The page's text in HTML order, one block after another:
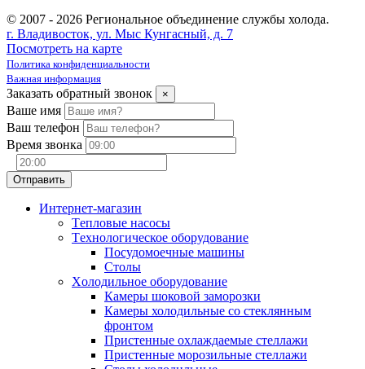
© 2007 - 2026 Региональное объединение службы холода.
г. Владивосток, ул. Мыс Кунгасный, д. 7
Посмотреть на карте
Политика конфиденциальности
Важная информация
Заказать обратный звонок ×
Ваше имя
Ваш телефон
Время звонка
Интернет-магазин
Tепловые насосы
Tехнологическое оборудование
Посудомоечные машины
Столы
Xолодильное оборудование
Камеры шоковой заморозки
Камеры холодильные со стеклянным
фронтом
Пристенные охлаждаемые стеллажи
Пристенные морозильные стеллажи